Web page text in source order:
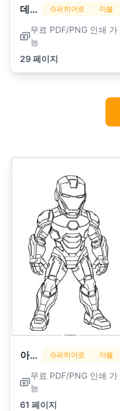
데드풀 슈퍼히어로 마블
무료 PDF/PNG 인쇄 가
능
29 페이지
아이언맨 슈퍼히어로 마블
무료 PDF/PNG 인쇄 가
능
61 페이지